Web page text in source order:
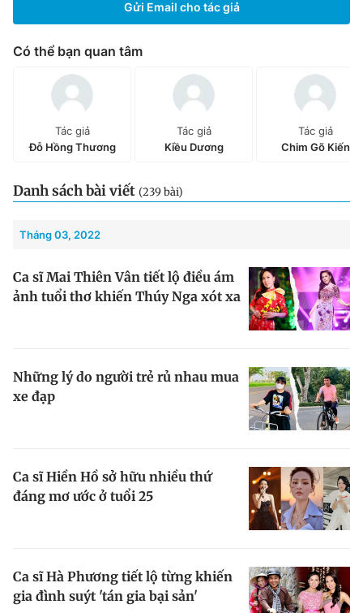
Chuyên mục khác
Chào ngày mới
Tin thị trường Tin 360
Video Magazine
Thông tin tòa soạn Liên hệ quảng cáo
0906 645 777
Liên hệ quảng cáo
0908 780 404
Đăng xuất
Gửi Email cho tác giả
Có thể bạn quan tâm
Tác giả
Đỗ Hồng Thương
Tác giả
Kiều Dương
Tác giả
Chim Gõ Kiến
Danh sách bài viết (239 bài)
Tháng 03, 2022
Ca sĩ Mai Thiên Vân tiết lộ điều ám
ảnh tuổi thơ khiến Thúy Nga xót xa
Những lý do người trẻ rủ nhau mua
xe đạp
Ca sĩ Hiền Hồ sở hữu nhiều thứ
đáng mơ ước ở tuổi 25
Ca sĩ Hà Phương tiết lộ từng khiến
gia đình suýt 'tán gia bại sản'